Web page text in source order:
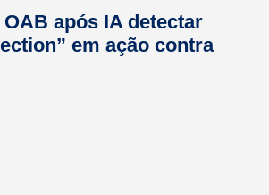
após IA detectar
em ação contra